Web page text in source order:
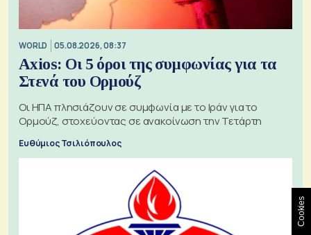
WORLD 05.08.2026, 08:37
Axios: Οι 5 όροι της συμφωνίας για τα
Στενά του Ορμούζ
Οι ΗΠΑ πλησιάζουν σε συμφωνία με το Ιράν για το
Ορμούζ, στοχεύοντας σε ανακοίνωση την Τετάρτη
Ευθύμιος Τσιλιόπουλος
Cookies